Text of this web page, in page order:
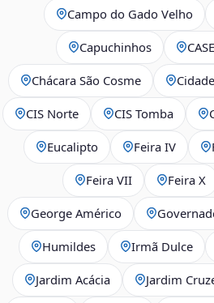
Campo do Gado Velho
Capuchinhos
Chácara São Cosme
CIS Norte CIS Tomba
Eucalipto Feira IV
Feira VII Feira X
George Américo
Humildes Irmã Dulce
Jardim Acácia Jardim